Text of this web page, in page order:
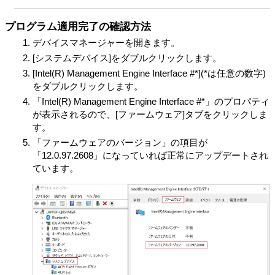
(オ) VAIOの製品およびサービスに関してより使いやす
いソフトウェア製品の設計および開発
(カ) VAIOまたは第三者による製品およびサービスの開
発・性能向上
(キ) 適用法令等の遵守
VAIOは、本情報を次に定める条件に従い、第三者に開示
できるものとします。
(ア) VAIOは、本目的の遂行のために、本情報を、VAIO
が、本製品、許諾ソフトウェアまたは対象外ソフトウェ
アに関して取引を行っているまたは将来行う第三者に開
示し、共有できるものとします。
(イ) VAIOは、法令で要求され、または許容される範囲
において、違法行為、犯罪行為その他の問題行為から、
苦情、クレーム、申立を調査し、VAIOまたは第三者の権
利を守るために、本情報を保有し、利用し、警察・政府
機関を含む第三者に開示することができるものとしま
す。
本情報は、本目的の遂行のために、お客さまの居住国外
に送信され、処理、保管されることがあります。本情報
はお客さまの居住国外でVAIOまたはVAIOが本目的遂行の
ための業務を委託する第三者によって処理されます。そ
プログラム適用完了の確認方法
デバイスマネージャーを開きます。
[システムデバイス]をダブルクリックします。
[Intel(R) Management Engine Interface #*](*は任意の数字)
をダブルクリックします。
「Intel(R) Management Engine Interface #*」のプロパティ
が表示されるので、[ファームウェア]タブをクリックしま
す。
「ファームウェアのバージョン」の項目が
「12.0.97.2608」になっていれば正常にアップデートされ
ています。